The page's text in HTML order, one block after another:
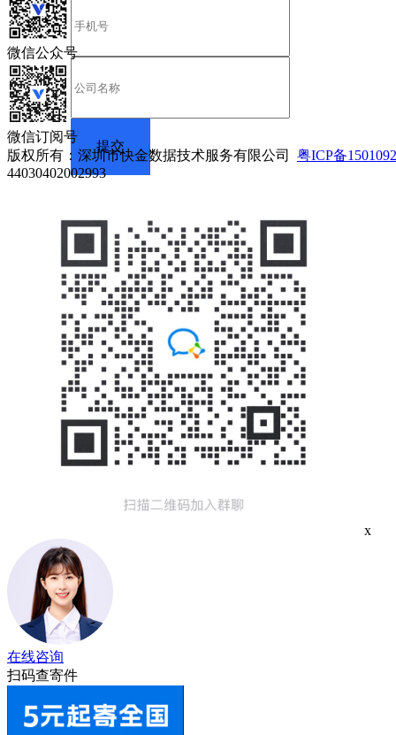
微信公众号
微信订阅号
版权所有：深圳市快金数据技术服务有限公司 粤ICP备
44030402002993
x
在线咨询
扫码查寄件